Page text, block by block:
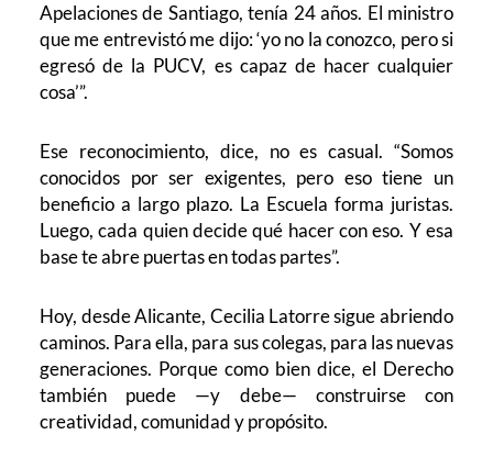
Apelaciones de Santiago, tenía 24 años. El ministro
que me entrevistó me dijo: ‘yo no la conozco, pero si
egresó de la PUCV, es capaz de hacer cualquier
cosa’”.
Ese reconocimiento, dice, no es casual. “Somos
conocidos por ser exigentes, pero eso tiene un
beneficio a largo plazo. La Escuela forma juristas.
Luego, cada quien decide qué hacer con eso. Y esa
base te abre puertas en todas partes”.
Hoy, desde Alicante, Cecilia Latorre sigue abriendo
caminos. Para ella, para sus colegas, para las nuevas
generaciones. Porque como bien dice, el Derecho
también puede —y debe— construirse con
creatividad, comunidad y propósito.